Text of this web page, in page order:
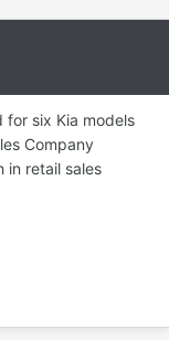
for six Kia models
Company
in retail sales